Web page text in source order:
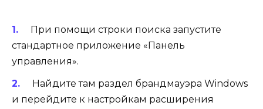
При помощи строки поиска запустите
стандартное приложение «Панель
управления».
Найдите там раздел брандмауэра Windows
и перейдите к настройкам расширения